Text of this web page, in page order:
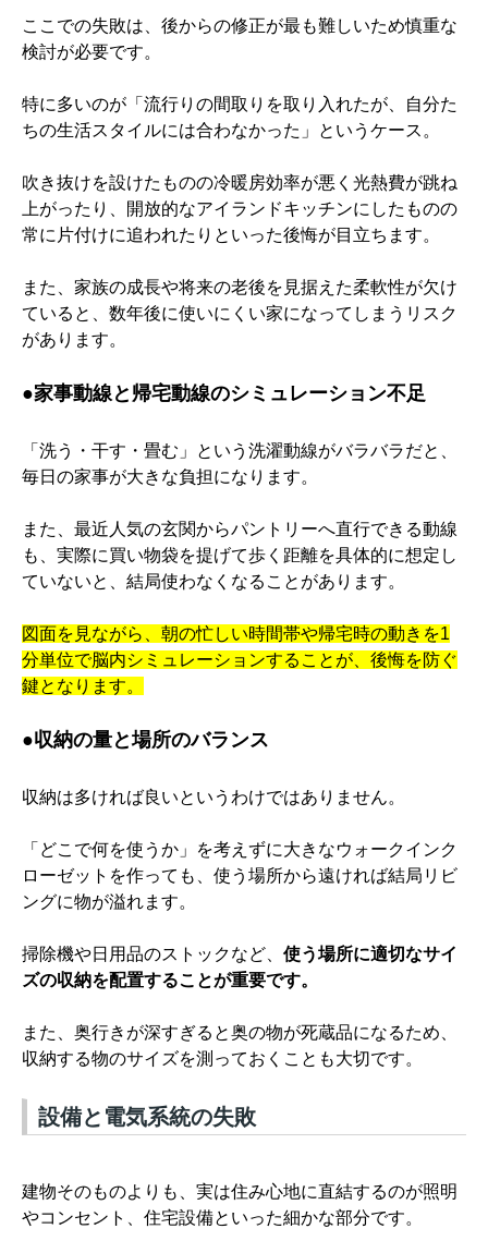
ここでの失敗は、後からの修正が最も難しいため慎重な
検討が必要です。
特に多いのが「流行りの間取りを取り入れたが、自分た
ちの生活スタイルには合わなかった」というケース。
吹き抜けを設けたものの冷暖房効率が悪く光熱費が跳ね
上がったり、開放的なアイランドキッチンにしたものの
常に片付けに追われたりといった後悔が目立ちます。
また、家族の成長や将来の老後を見据えた柔軟性が欠け
ていると、数年後に使いにくい家になってしまうリスク
があります。
●家事動線と帰宅動線のシミュレーション不足
「洗う・干す・畳む」という洗濯動線がバラバラだと、
毎日の家事が大きな負担になります。
また、最近人気の玄関からパントリーへ直行できる動線
も、実際に買い物袋を提げて歩く距離を具体的に想定し
ていないと、結局使わなくなることがあります。
図面を見ながら、朝の忙しい時間帯や帰宅時の動きを1
分単位で脳内シミュレーションすることが、後悔を防ぐ
鍵となります。
●収納の量と場所のバランス
収納は多ければ良いというわけではありません。
「どこで何を使うか」を考えずに大きなウォークインク
ローゼットを作っても、使う場所から遠ければ結局リビ
ングに物が溢れます。
掃除機や日用品のストックなど、 使う場所に適切なサイ
ズの収納を配置することが重要です。
また、奥行きが深すぎると奥の物が死蔵品になるため、
収納する物のサイズを測っておくことも大切です。
設備と電気系統の失敗
建物そのものよりも、実は住み心地に直結するのが照明
やコンセント、住宅設備といった細かな部分です。